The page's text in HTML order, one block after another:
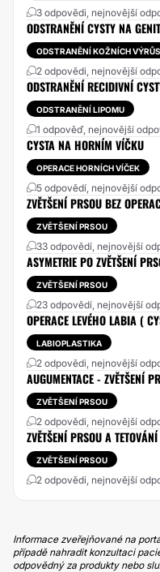
3 odpovědi, nejnovější
ODSTRANĚNÍ CYSTY NA
ODSTRANĚNÍ KOŽNÍCH
2 odpovědi, nejnovější
ODSTRANĚNÍ RECIDIVNÍ
ODSTRANĚNÍ LIPOMU
1 odpověď, nejnovější
CYSTA NA HORNÍM VÍČKU
OPERACE HORNÍCH VÍČEK
5 odpovědí, nejnovější
ZVĚTŠENÍ PRSOU BEZ
ZVĚTŠENÍ PRSOU
33 odpovědí, nejnovější
ASYMETRIE PO ZVĚTŠENÍ
ZVĚTŠENÍ PRSOU
23 odpovědí, nejnovější
OPERACE LEVÉHO LABIA (
LABIOPLASTIKA
2 odpovědi, nejnovější
AUGUMENTACE - ZVĚTŠENÍ
ZVĚTŠENÍ PRSOU
2 odpovědi, nejnovější
ZVĚTŠENÍ PRSOU A TETOVÁNÍ
ZVĚTŠENÍ PRSOU
2 odpovědi, nejnovější
Informace zveřejňované na
případě nahradit konzultaci
odpovědný za produkty nebo